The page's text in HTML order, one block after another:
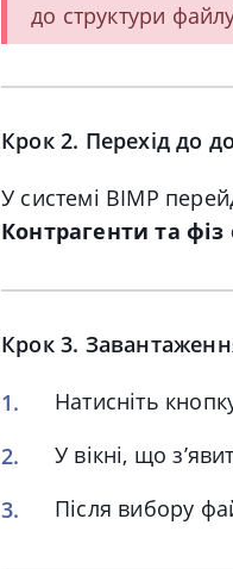
до структури
Крок 2. Перехід до
У системі BIMP
Контрагенти та фіз
Крок 3.
Натисніть
У вікні, що
Після вибору